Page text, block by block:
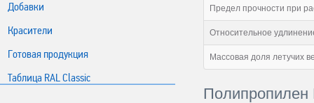
Добавки
Красители
Готовая продукция
Таблица RAL Classic
Предел прочности при
Относительное
Массовая доля летучих
Полипропилен